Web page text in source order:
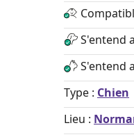
S'entend
S'entend
Type : Chien
Lieu :